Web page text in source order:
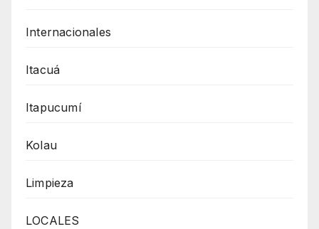
Internacionales
Itacuá
Itapucumí
Kolau
Limpieza
LOCALES